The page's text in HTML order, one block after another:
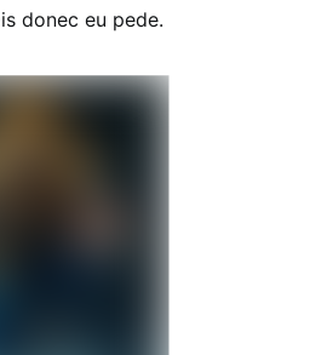
donec eu pede.